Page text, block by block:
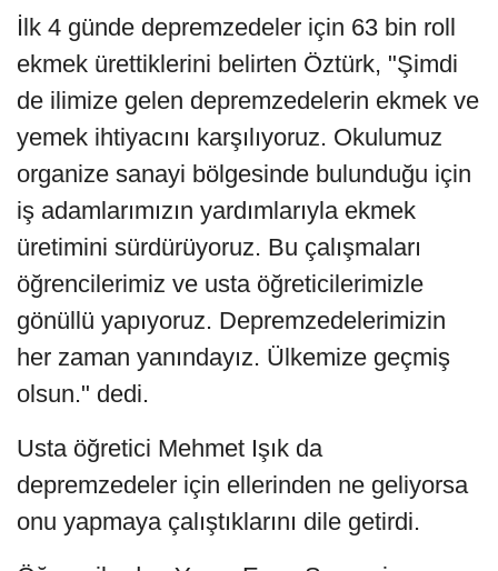
İlk 4 günde depremzedeler için 63 bin roll
ekmek ürettiklerini belirten Öztürk, "Şimdi
de ilimize gelen depremzedelerin ekmek ve
yemek ihtiyacını karşılıyoruz. Okulumuz
organize sanayi bölgesinde bulunduğu için
iş adamlarımızın yardımlarıyla ekmek
üretimini sürdürüyoruz. Bu çalışmaları
öğrencilerimiz ve usta öğreticilerimizle
gönüllü yapıyoruz. Depremzedelerimizin
her zaman yanındayız. Ülkemize geçmiş
olsun." dedi.
Usta öğretici Mehmet Işık da
depremzedeler için ellerinden ne geliyorsa
onu yapmaya çalıştıklarını dile getirdi.